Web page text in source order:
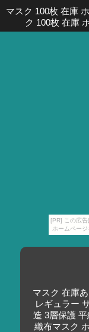
[PR] この広告
ホームペー
マスク 100枚 在庫
ク 100枚 在庫
マスク 在庫
レギュラー
造 3層保護
織布マスク